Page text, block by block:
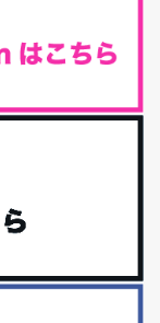
いるんだけど確か
るさと納税」の返
こと。
アラフィフ、これ
！